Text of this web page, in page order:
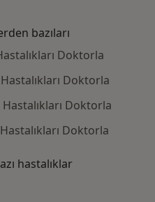
bazıları
Doktorla
Doktorla
Hastalıkları Doktorla
Doktorla
hastalıklar